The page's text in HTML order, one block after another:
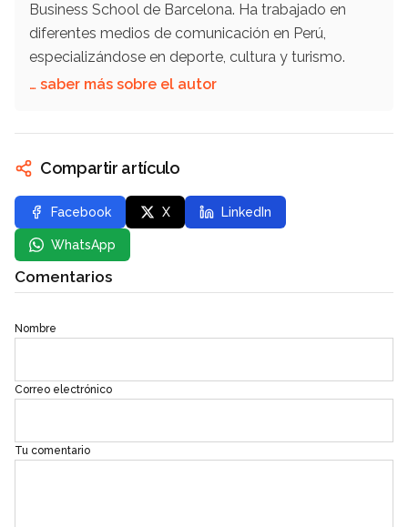
Business School de Barcelona. Ha trabajado en
diferentes medios de comunicación en Perú,
especializándose en deporte, cultura y turismo.
… saber más sobre el autor
Compartir artículo
Facebook X LinkedIn
WhatsApp
Comentarios
Nombre
Correo electrónico
Tu comentario